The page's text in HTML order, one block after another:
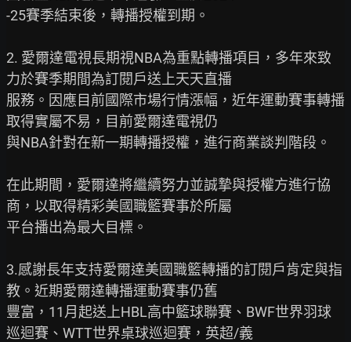
-25賽季結束後，轉播授權到期。
2. 愛爾達電視長期視NBA為重點轉播項目，多年來致
力於賽季期間為訂閱戶送上天天直播
服務。因應目前國際市場行情漲幅，近年運動賽事轉播
取得實屬不易，目前愛爾達電視仍
與NBA針對在新一期轉播授權，進行商業談判階段。
在此期間，愛爾達將繼續努力並誠摯與授權方進行協
商，以取得精彩美國職籃賽事於所屬
平台播出為最大目標。
3.感謝長年支持愛爾達美國職籃轉播的訂閱戶肯定與指
教。近期愛爾達轉播運動賽事仍舊
豐富，11月起送上HBL高中籃球聯賽、BWF世界羽球
巡迴賽、WTT世界桌球巡迴賽，英超/義